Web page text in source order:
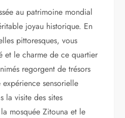
au patrimoine mondial
joyau historique. En
pittoresques, vous
et le charme de ce quartier
regorgent de trésors
sensorielle
la visite des sites
mosquée Zitouna et le